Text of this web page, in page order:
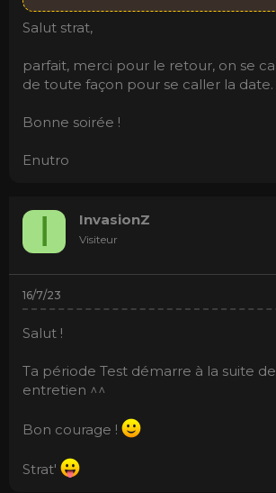
Salut strat,
parfait, merci pour le retour, on se
de toute façon pour se caller la date.
Bonne soirée !
Enutro
I InvasionZ
Visiteur
16/7/23
Salut !
Ta période Test démarre à la suite
entretien ^^
Bon courage !
Strat'